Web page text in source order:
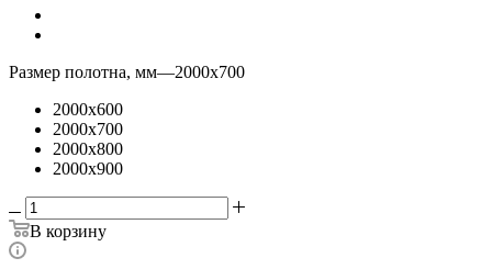
Размер полотна, мм—2000x700
2000x600
2000x700
2000x800
2000x900
В корзину